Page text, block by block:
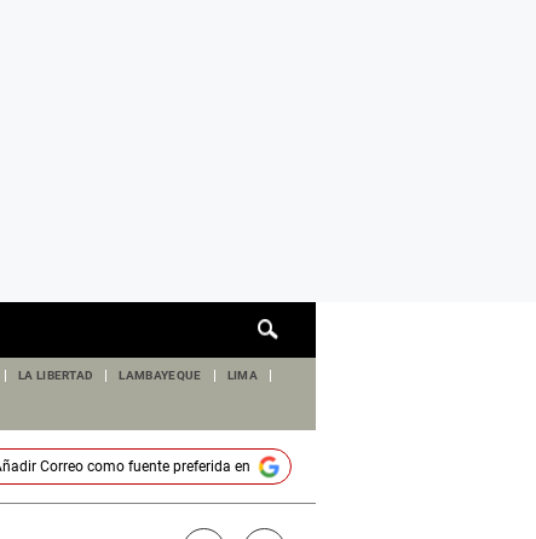
de
LA LIBERTAD LAMBAYEQUE LIMA
Correocomo fuente preferida en